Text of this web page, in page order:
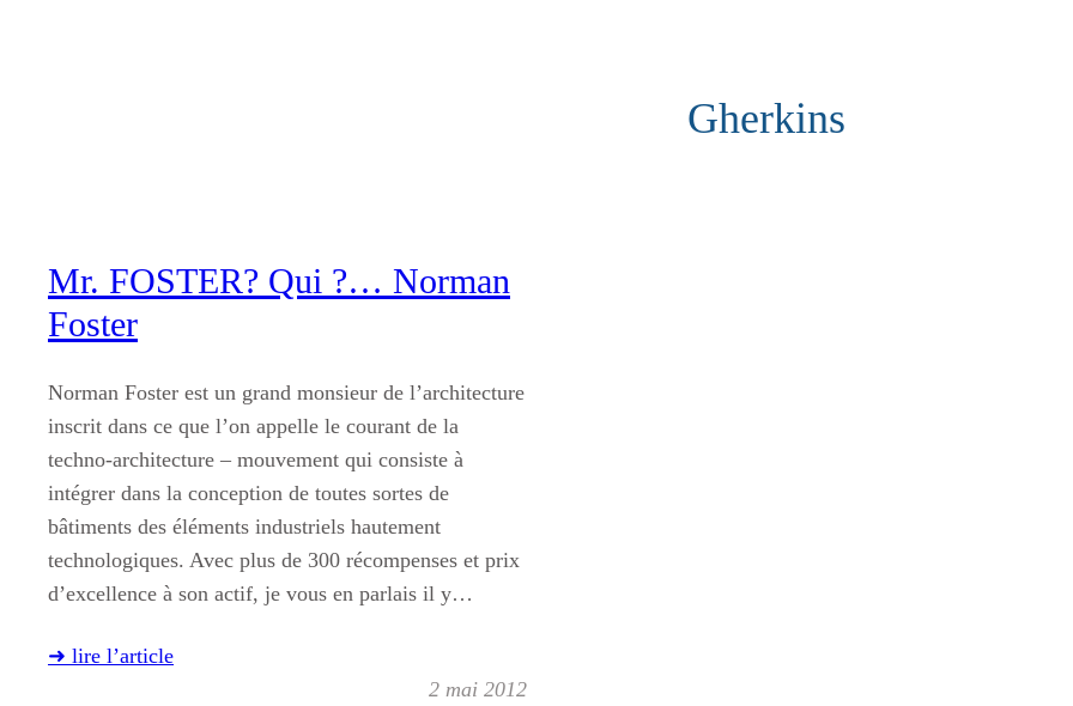
Gherkins
Mr. FOSTER? Qui ?… Norman
Foster
Norman Foster est un grand monsieur de l’architecture
inscrit dans ce que l’on appelle le courant de la
techno-architecture – mouvement qui consiste à
intégrer dans la conception de toutes sortes de
bâtiments des éléments industriels hautement
technologiques. Avec plus de 300 récompenses et prix
d’excellence à son actif, je vous en parlais il y…
➜ lire l’article
2 mai 2012